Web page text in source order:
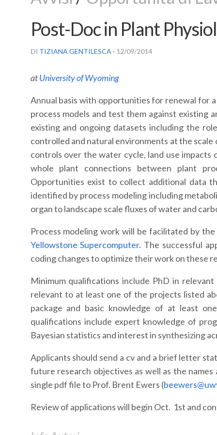
Post-Doc in Plant
DI TIZIANA GENTILESCA · 12/09/2014
atUniversity of Wyoming
Annual basis with opportunities for renewal for
process models and test them against existing
existing and ongoing datasets including the
controlled and natural environments at the
controls over the water cycle, land use
whole plant connections between plant
Opportunities exist to collect additional data
identified by process modeling including
organ to landscape scale fluxes of water and
Process modeling work will be facilitated by the
Yellowstone Supercomputer. The successful
coding changes to optimize their work on these
Minimum qualifications include PhD in
relevant to at least one of the projects listed
package and basic knowledge of at least
qualifications include expert knowledge of
Bayesian statistics and interest in synthesizing
Applicants should send a cv and a brief letter
future research objectives as well as the
single pdf file to Prof. Brent Ewers (
Review of applications will begin Oct. 1st and